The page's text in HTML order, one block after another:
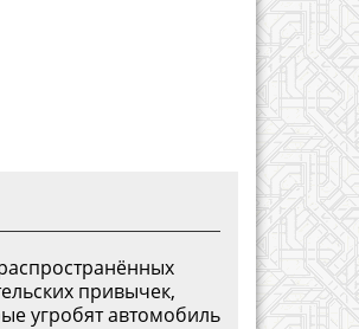
привычек,
угробят автомобиль